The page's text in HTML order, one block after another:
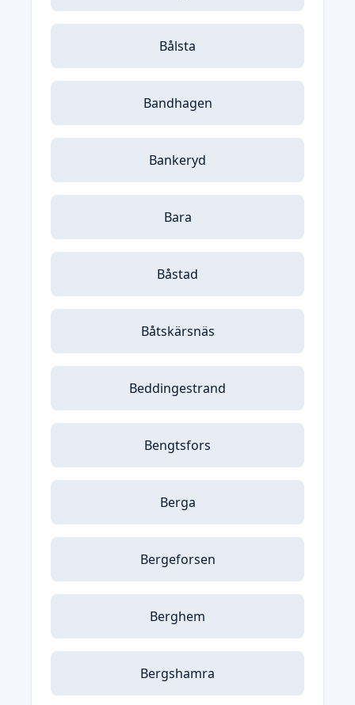
Bålsta
Bandhagen
Bankeryd
Bara
Båstad
Båtskärsnäs
Beddingestrand
Bengtsfors
Berga
Bergeforsen
Berghem
Bergshamra